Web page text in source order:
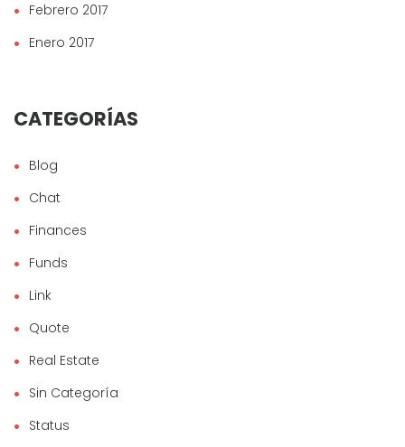
Febrero 2017
Enero 2017
CATEGORÍAS
Blog
Chat
Finances
Funds
Link
Quote
Real Estate
Sin Categoría
Status